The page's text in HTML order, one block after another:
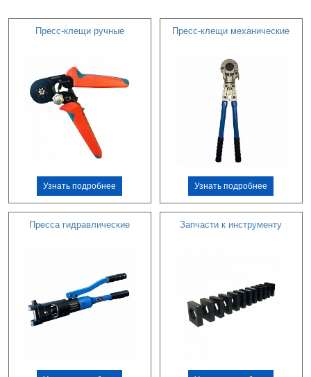
Пресс-клещи ручные
Узнать подробнее
Пресс-клещи механические
Узнать подробнее
Пресса гидравлические Запчасти к инструменту